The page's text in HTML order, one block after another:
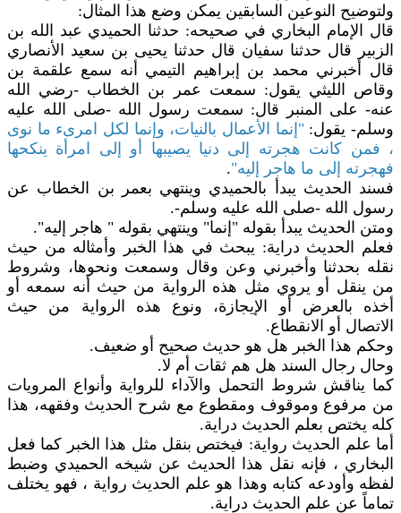
ولتوضيح النوعين السابقين يمكن وضع هذا المثال:
قال الإمام البخاري في صحيحه: حدثنا الحميدي عبد الله بن
الزبير قال حدثنا سفيان قال حدثنا يحيى بن سعيد الأنصاري
قال أخبرني محمد بن إبراهيم التيمي أنه سمع علقمة بن
وقاص الليثي يقول: سمعت عمر بن الخطاب -رضي الله
عنه- على المنبر قال: سمعت رسول الله -صلى الله عليه
وسلم- يقول:"إنما الأعمال بالنيات، وإنما لكل امرىء ما نوى
، فمن كانت هجرته إلى دنيا يصيبها أو إلى امرأة ينكحها
فهجرته إلى ما هاجر إليه".
فسند الحديث يبدأ بالحميدي وينتهي بعمر بن الخطاب عن
رسول الله -صلى الله عليه وسلم-.
ومتن الحديث يبدأ بقوله "إنما" وينتهي بقوله " هاجر إليه".
فعلم الحديث دراية: يبحث في هذا الخبر وأمثاله من حيث
نقله بحدثنا وأخبرني وعن وقال وسمعت ونحوها، وشروط
من ينقل أو يروي مثل هذه الرواية من حيث أنه سمعه أو
أخذه بالعرض أو الإيجازة، ونوع هذه الرواية من حيث
الاتصال أو الانقطاع.
وحكم هذا الخبر هل هو حديث صحيح أو ضعيف.
وحال رجال السند هل هم ثقات أم لا.
كما يناقش شروط التحمل والآداء للرواية وأنواع المرويات
من مرفوع وموقوف ومقطوع مع شرح الحديث وفقهه، هذا
كله يختص بعلم الحديث دراية.
أما علم الحديث رواية: فيختص بنقل مثل هذا الخبر كما فعل
البخاري ، فإنه نقل هذا الحديث عن شيخه الحميدي وضبط
لفظه وأودعه كتابه وهذا هو علم الحديث رواية ، فهو يختلف
تماماً عن علم الحديث دراية.